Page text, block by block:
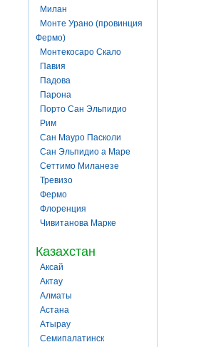
Милан
Монте Урано (провинция
Фермо)
Монтекосаро Скало
Павия
Падова
Парона
Порто Сан Эльпидио
Рим
Сан Мауро Пасколи
Сан Эльпидио а Маре
Сеттимо Миланезе
Тревизо
Фермо
Флоренция
Чивитанова Марке
Казахстан
Аксай
Актау
Алматы
Астана
Атырау
Семипалатинск